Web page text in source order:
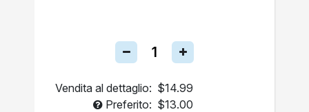
Vendita al dettaglio: $14.99
Preferito: $13.00